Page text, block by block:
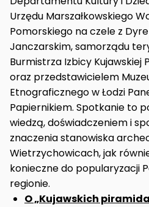
Urzędu Marszałkowskiego
Pomorskiego na czele z
Janczarskim, samorządu
Burmistrza Izbicy Kujawskiej
oraz przedstawicielem
Etnograficznego w Łodzi
Papiernikiem. Spotkanie to
wiedzą, doświadczeniem i
znaczenia stanowiska
Wietrzychowicach, jak
konieczne do popularyzacji
regionie.
O „Kujawskich